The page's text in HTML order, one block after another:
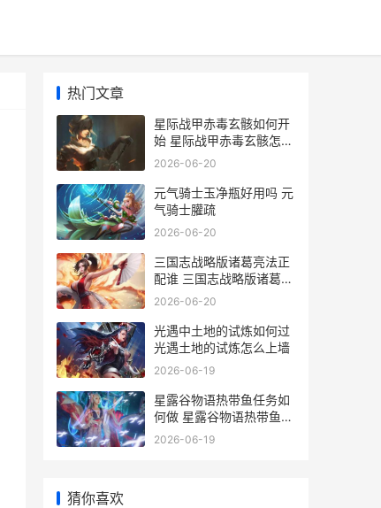
热门文章
星际战甲赤毒玄骸如何开
始 星际战甲赤毒玄骸怎么
打
2026-06-20
元气骑士玉净瓶好用吗 元
气骑士䑏疏
2026-06-20
三国志战略版诸葛亮法正
配谁 三国志战略版诸葛亮
黄月英搭配
2026-06-20
光遇中土地的试炼如何过
光遇土地的试炼怎么上墙
2026-06-19
星露谷物语热带鱼任务如
何做 星露谷物语热带鱼任
务奖励什么
2026-06-19
猜你喜欢